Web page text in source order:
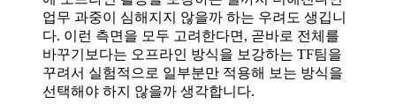
업무 과중이 심해지지 않을까 하는 우려도 생깁니
다. 이런 측면을 모두 고려한다면, 곧바로 전체를
바꾸기보다는 오프라인 방식을 보강하는 TF팀을
꾸려서 실험적으로 일부분만 적용해 보는 방식을
선택해야 하지 않을까 생각합니다.